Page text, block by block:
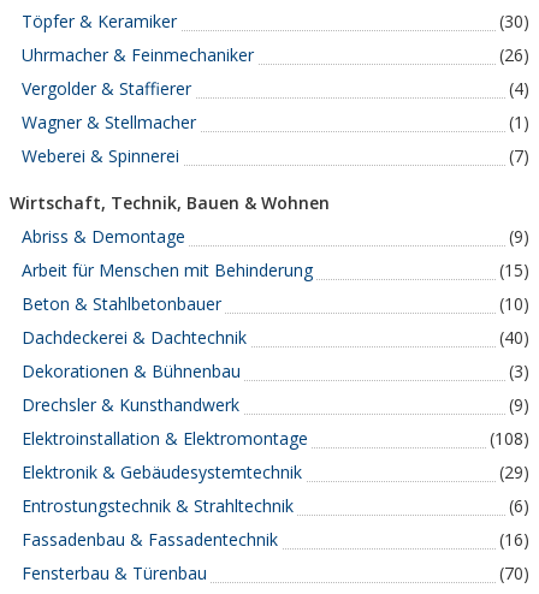
Töpfer & Keramiker
(30)
Uhrmacher & Feinmechaniker
(26)
Vergolder & Staffierer
(4)
Wagner & Stellmacher
(1)
Weberei & Spinnerei
(7)
Wirtschaft, Technik, Bauen & Wohnen
Abriss & Demontage
(9)
Arbeit für Menschen mit Behinderung
(15)
Beton & Stahlbetonbauer
(10)
Dachdeckerei & Dachtechnik
(40)
Dekorationen & Bühnenbau
(3)
Drechsler & Kunsthandwerk
(9)
Elektroinstallation & Elektromontage
(108)
Elektronik & Gebäudesystemtechnik
(29)
Entrostungstechnik & Strahltechnik
(6)
Fassadenbau & Fassadentechnik
(16)
Fensterbau & Türenbau
(70)